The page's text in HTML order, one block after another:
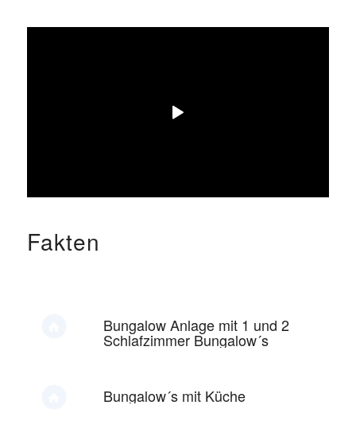
Fakten
Bungalow Anlage mit 1 und 2
Schlafzimmer Bungalow´s
Bungalow´s mit Küche